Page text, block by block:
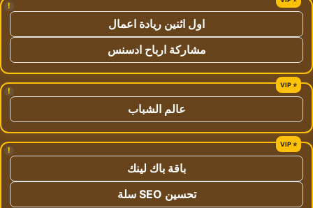
!
اول اثنين ريادة اعمال
مشاركة ارباح ادسنس
!
عالم الشباب
!
باقة باك لينك
تحسين SEO سلة